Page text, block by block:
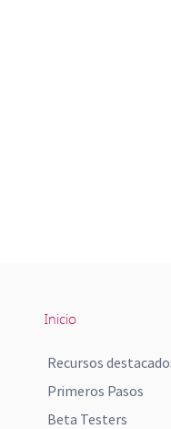
Inicio
Recursos
Primeros Pasos
Beta Testers